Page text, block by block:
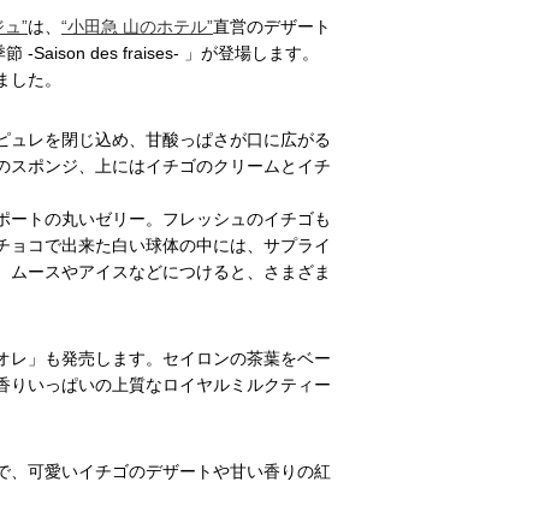
”は、 “小田急 山のホテル”直営のデザート
-Saison des fraises- 」が登場します。
た。
レを閉じ込め、甘酸っぱさが口に広がる
ポンジ、上にはイチゴのクリームとイチ
トの丸いゼリー。フレッシュのイチゴも
コで出来た白い球体の中には、サプライ
ースやアイスなどにつけると、さまざま
」も発売します。セイロンの茶葉をベー
いっぱいの上質なロイヤルミルクティー
可愛いイチゴのデザートや甘い香りの紅